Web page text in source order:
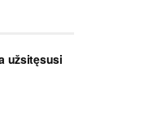
užsitęsusi